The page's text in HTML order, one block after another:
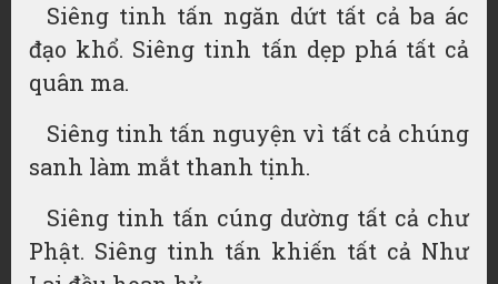
Siêng tinh tấn ngăn dứt tất cả ba ác
đạo khổ. Siêng tinh tấn dẹp phá tất cả
quân ma.
Siêng tinh tấn nguyện vì tất cả chúng
sanh làm mắt thanh tịnh.
Siêng tinh tấn cúng dường tất cả chư
Phật. Siêng tinh tấn khiến tất cả Như